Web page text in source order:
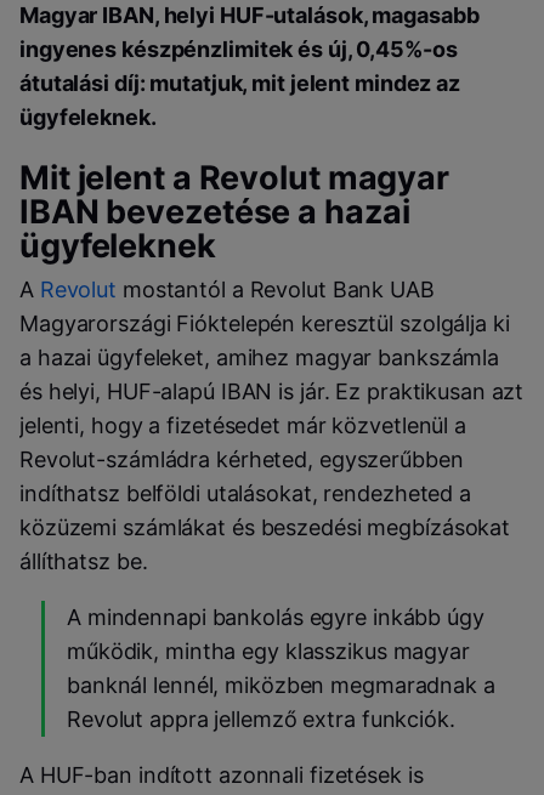
Magyar IBAN, helyi HUF-utalások, magasabb
ingyenes készpénzlimitek és új, 0,45%-os
átutalási díj: mutatjuk, mit jelent mindez az
ügyfeleknek.
Mit jelent a Revolut magyar
IBAN bevezetése a hazai
ügyfeleknek
A Revolut mostantól a Revolut Bank UAB
Magyarországi Fióktelepén keresztül szolgálja ki
a hazai ügyfeleket, amihez magyar bankszámla
és helyi, HUF-alapú IBAN is jár. Ez praktikusan azt
jelenti, hogy a fizetésedet már közvetlenül a
Revolut-számládra kérheted, egyszerűbben
indíthatsz belföldi utalásokat, rendezheted a
közüzemi számlákat és beszedési megbízásokat
állíthatsz be.
A mindennapi bankolás egyre inkább úgy
működik, mintha egy klasszikus magyar
banknál lennél, miközben megmaradnak a
Revolut appra jellemző extra funkciók.
A HUF-ban indított azonnali fizetések is